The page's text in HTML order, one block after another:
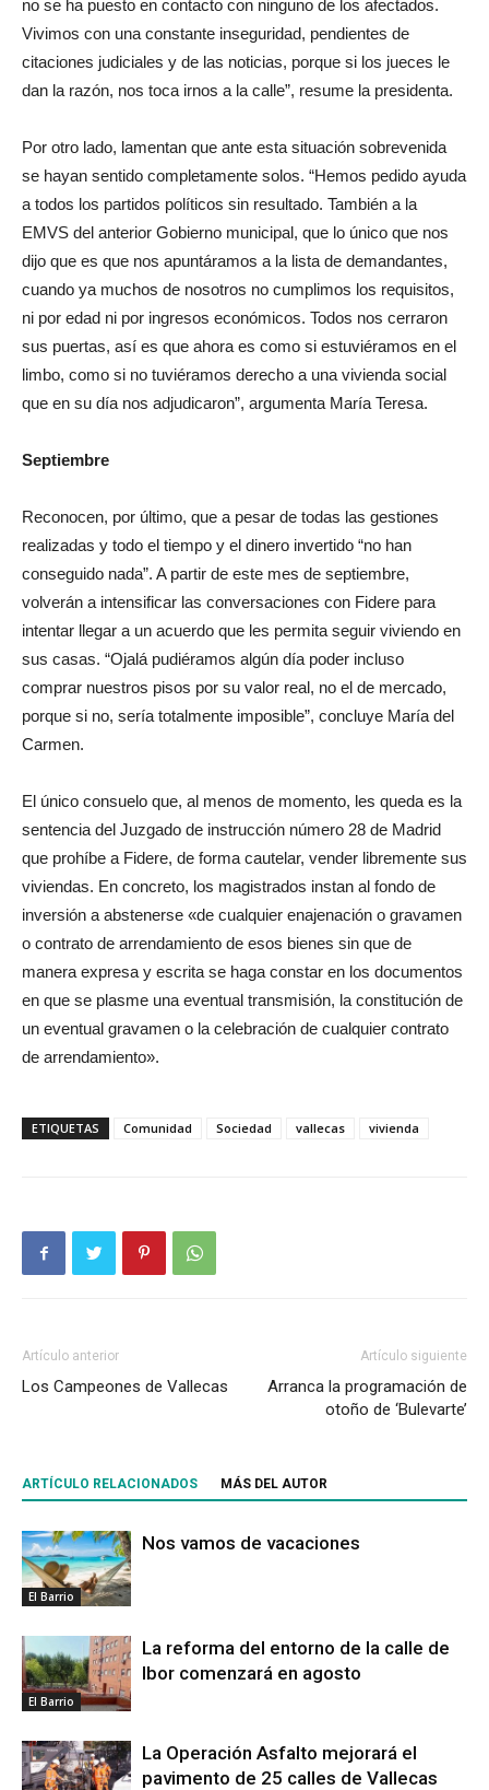
no se ha puesto en contacto con ninguno de los afectados.
Vivimos con una constante inseguridad, pendientes de
citaciones judiciales y de las noticias, porque si los jueces le
dan la razón, nos toca irnos a la calle”, resume la presidenta.
Por otro lado, lamentan que ante esta situación sobrevenida
se hayan sentido completamente solos. “Hemos pedido ayuda
a todos los partidos políticos sin resultado. También a la
EMVS del anterior Gobierno municipal, que lo único que nos
dijo que es que nos apuntáramos a la lista de demandantes,
cuando ya muchos de nosotros no cumplimos los requisitos,
ni por edad ni por ingresos económicos. Todos nos cerraron
sus puertas, así es que ahora es como si estuviéramos en el
limbo, como si no tuviéramos derecho a una vivienda social
que en su día nos adjudicaron”, argumenta María Teresa.
Septiembre
Reconocen, por último, que a pesar de todas las gestiones
realizadas y todo el tiempo y el dinero invertido “no han
conseguido nada”. A partir de este mes de septiembre,
volverán a intensificar las conversaciones con Fidere para
intentar llegar a un acuerdo que les permita seguir viviendo en
sus casas. “Ojalá pudiéramos algún día poder incluso
comprar nuestros pisos por su valor real, no el de mercado,
porque si no, sería totalmente imposible”, concluye María del
Carmen.
El único consuelo que, al menos de momento, les queda es la
sentencia del Juzgado de instrucción número 28 de Madrid
que prohíbe a Fidere, de forma cautelar, vender libremente sus
viviendas. En concreto, los magistrados instan al fondo de
inversión a abstenerse «de cualquier enajenación o gravamen
o contrato de arrendamiento de esos bienes sin que de
manera expresa y escrita se haga constar en los documentos
en que se plasme una eventual transmisión, la constitución de
un eventual gravamen o la celebración de cualquier contrato
de arrendamiento».
ETIQUETAS Comunidad Sociedad vallecas vivienda
Artículo anterior
Los Campeones de Vallecas
Artículo siguiente
Arranca la programación de
otoño de ‘Bulevarte’
ARTÍCULO RELACIONADOS MÁS DEL AUTOR
El Barrio
Nos vamos de vacaciones
El Barrio
La reforma del entorno de la calle de
Ibor comenzará en agosto
La Operación Asfalto mejorará el
pavimento de 25 calles de Vallecas